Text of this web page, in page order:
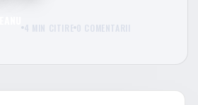
4 MIN CITIRE 0 COMENTARII